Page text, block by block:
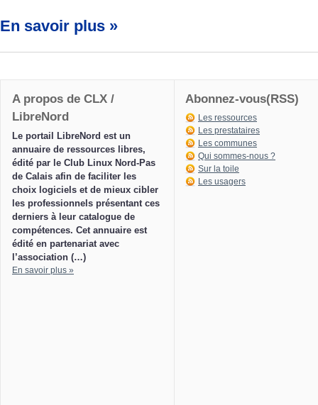
En savoir plus »
A propos de CLX /
LibreNord
Le portail LibreNord est un
annuaire de ressources libres,
édité par le Club Linux Nord-Pas
de Calais afin de faciliter les
choix logiciels et de mieux cibler
les professionnels présentant ces
derniers à leur catalogue de
compétences. Cet annuaire est
édité en partenariat avec
l’association (…)
En savoir plus »
Abonnez-vous(RSS)
Les ressources
Les prestataires
Les communes
Qui sommes-nous ?
Sur la toile
Les usagers